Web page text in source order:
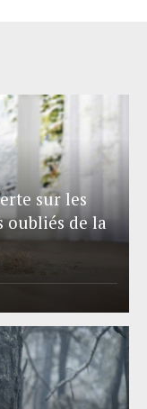
sur les
oubliés de la